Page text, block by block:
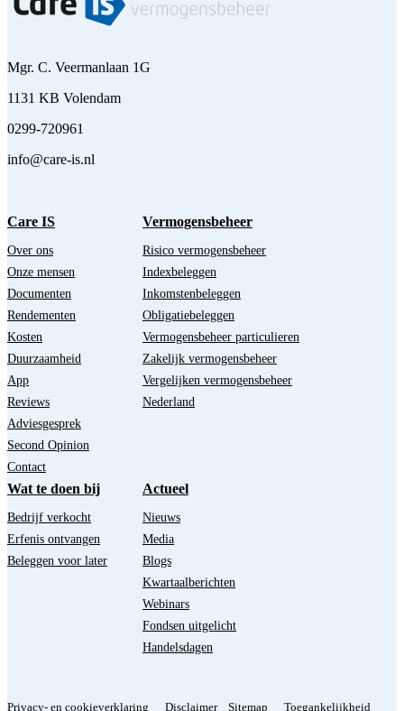
Mgr. C. Veermanlaan 1G
1131 KB Volendam
0299-720961
info@care-is.nl
Care IS
Over ons
Onze mensen
Documenten
Rendementen
Kosten
Duurzaamheid
App
Reviews
Adviesgesprek
Second Opinion
Contact
Vermogensbeheer
Risico vermogensbeheer
Indexbeleggen
Inkomstenbeleggen
Obligatiebeleggen
Vermogensbeheer particulieren
Zakelijk vermogensbeheer
Vergelijken vermogensbeheer
Nederland
Wat te doen bij
Bedrijf verkocht
Erfenis ontvangen
Beleggen voor later
Actueel
Nieuws
Media
Blogs
Kwartaalberichten
Webinars
Fondsen uitgelicht
Handelsdagen
Privacy- en cookieverklaring Disclaimer Sitemap Toegankelijkheid